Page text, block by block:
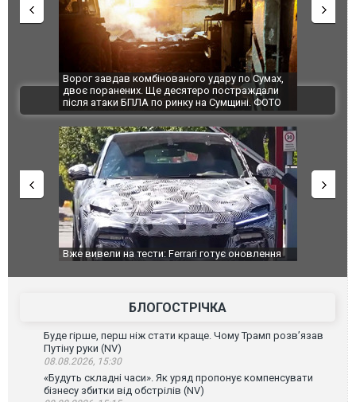
удару по Сумах,
постраждали
на Сумщині. ФОТО
За 2000 кілометрів від кордону з Україною: в
Єкатеринбурзі після атаки дронів загорівся
склад Wildberries. ФОТО. ВІДЕО
ВІДЕО
готує оновлення
Вийшов трейлер нової екранізації
БЛОГОСТРІЧКА
Буде гірше, перш ніж стати краще. Чому Трамп розв’язав
Путіну руки (NV)
08.08.2026, 15:30
«Будуть складні часи». Як уряд пропонує компенсувати
бізнесу збитки від обстрілів (NV)